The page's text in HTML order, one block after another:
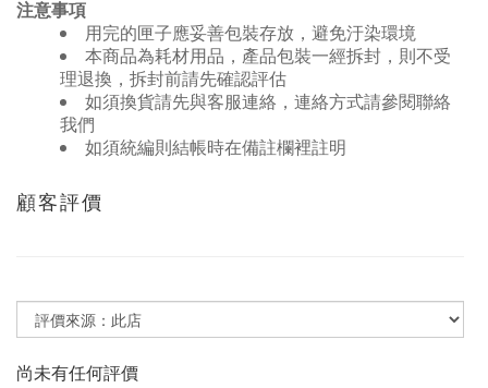
注意事項
用完的匣子應妥善包裝存放，避免汙染環境
本商品為耗材用品，產品包裝一經拆封，則不受
理退換，拆封前請先確認評估
如須換貨請先與客服連絡，連絡方式請參閱聯絡
我們
如須統編則結帳時在備註欄裡註明
顧客評價
尚未有任何評價